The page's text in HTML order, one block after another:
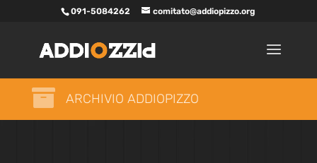
091-5084262 comitato@addiopizzo.org
 ARCHIVIO ADDIOPIZZO